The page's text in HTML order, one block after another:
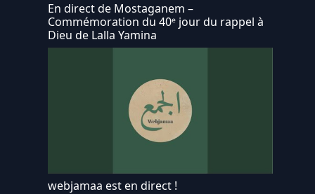
En direct de Mostaganem –
Commémoration du 40ᵉ jour du rappel à
Dieu de Lalla Yamina
webjamaa est en direct !